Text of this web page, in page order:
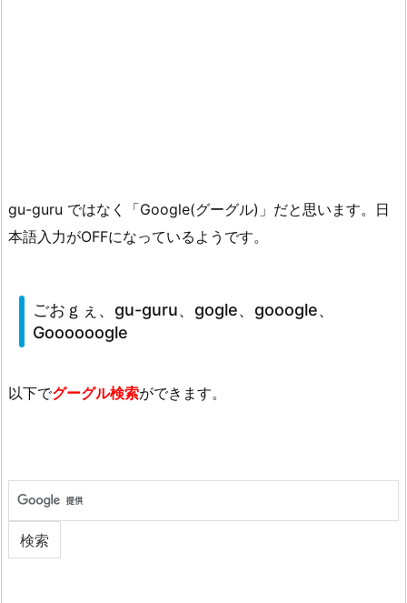
gu-guru ではなく「Google(グーグル)」だと思います。日
本語入力がOFFになっているようです。
ごおｇぇ、gu-guru、gogle、gooogle、
Goooooogle
以下でグーグル検索ができます。